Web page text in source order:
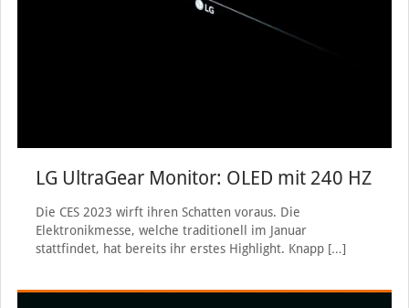
LG UltraGear Monitor: OLED mit 240 HZ
Die CES 2023 wirft ihren Schatten voraus. Die
Elektronikmesse, welche traditionell im Januar
stattfindet, hat bereits ihr erstes Highlight. Knapp[…]